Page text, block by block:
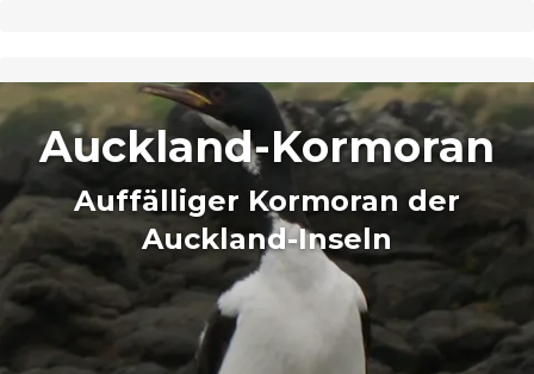
Auckland-Kormoran
Auffälliger Kormoran der
Auckland-Inseln